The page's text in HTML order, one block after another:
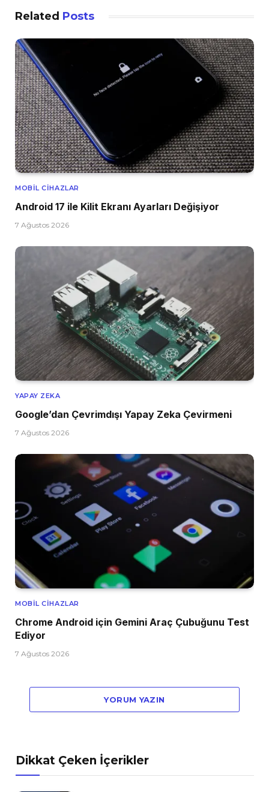
Related Posts
MOBIL CIHAZLAR
Android 17 ile Kilit Ekranı Ayarları Değişiyor
7 Ağustos 2026
YAPAY ZEKA
Google’dan Çevrimdışı Yapay Zeka Çevirmeni
7 Ağustos 2026
MOBIL CIHAZLAR
Chrome Android için Gemini Araç Çubuğunu Test
Ediyor
7 Ağustos 2026
YORUM YAZIN
Dikkat Çeken İçerikler